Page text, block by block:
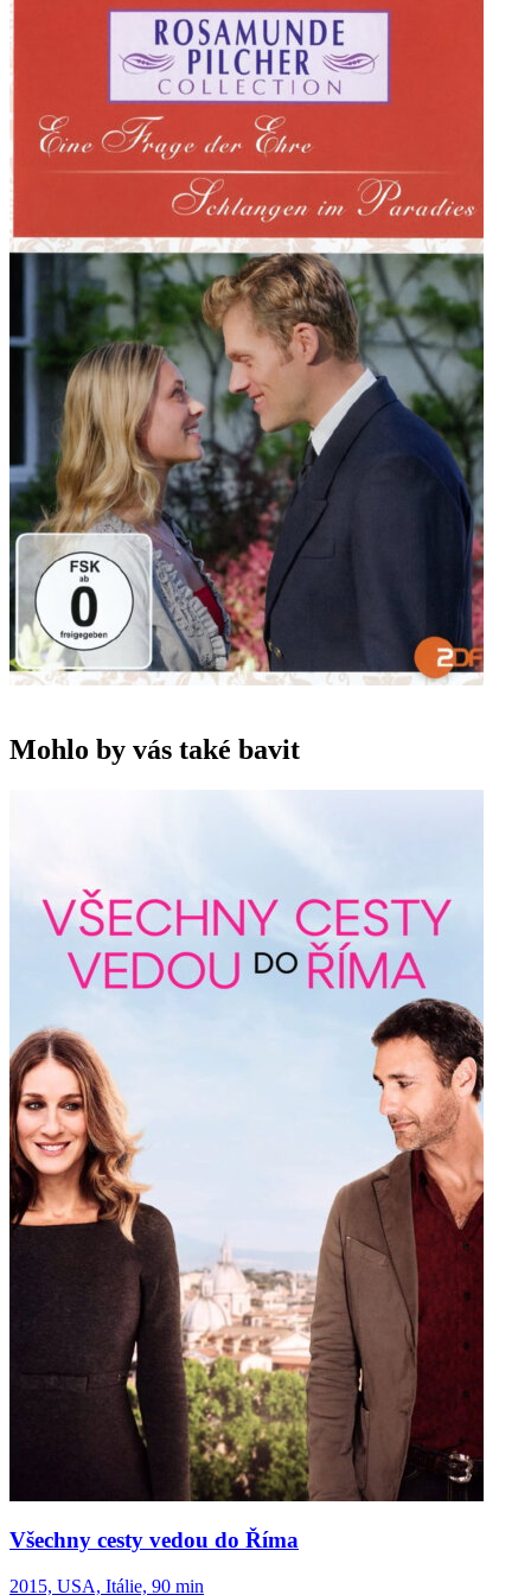
to, že ji Bill nemiluje. Rupert je každým coulem džentlmen a
rozhodne se jí pomáhat. Dokonce to zajde tak daleko, že se jejich
otcové domnívají, že dítě je Dianino a Rupertovo… Lord Pendoran
se jako první dozví, že je všechno jinak a zlobí se, že ho syn
podvedl. Jenže v té době už mezi Rupertem a Dianou vzniká
romantický vztah. Diana se tomu brání, nechce, aby s ní Rupert byl
z džentlmenství. Mezitím Gerald Vermontsley znovu pořádá štvanici
pro amerického zákazníka. Jeho dcera Alicia a její přítel Paul mu to
překazí a Američan se naštve. Pro Geralda to znamená, že
nedostane peníze, se kterými počítal. Navíc se dozvěděl, že jeho
dluhopisy odkoupil právě Pendoran. Vyrovnat se s touto skutečností
je pro něj velmi těžké…
Mohlo by vás také bavit
Všechny cesty vedou do Říma
2015, USA, Itálie, 90 min